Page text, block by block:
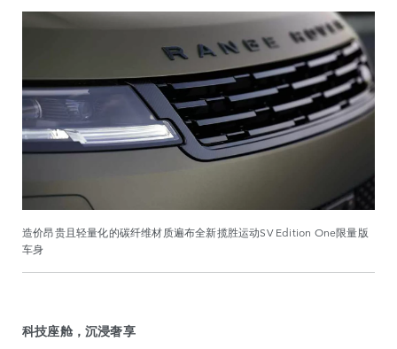
造价昂贵且轻量化的碳纤维材质遍布全新揽胜运动SV Edition One限量版
车身
科技座舱，沉浸奢享